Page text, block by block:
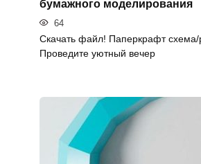
бумажного моделирования
64
Скачать файл! Паперкрафт схема/
Проведите уютный вечер